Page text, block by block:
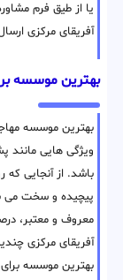
یا از طیق فرم
آفریقای مرکزی
بهترین موسسه
بهترین موسسه
باشد. از آنجایی که
پیچیده و سخت می
معروف و معتبر،
آفریقای مرکزی
بهترین موسسه